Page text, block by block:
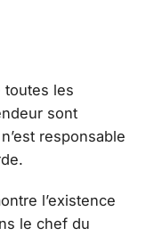
toutes les
sont
responsable
l’existence
le chef du